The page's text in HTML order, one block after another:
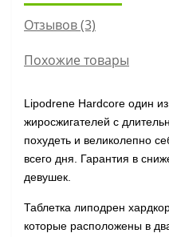
Отзывов (3)
Похожие товары
Lipodrene Hardcore один
жиросжигателей с
похудеть и великолепно
всего дня. Гарантия в
девушек.
Таблетка липодрен
которые расположены в